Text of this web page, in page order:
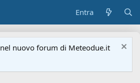
Entra
nuovo forum di Meteodue.it